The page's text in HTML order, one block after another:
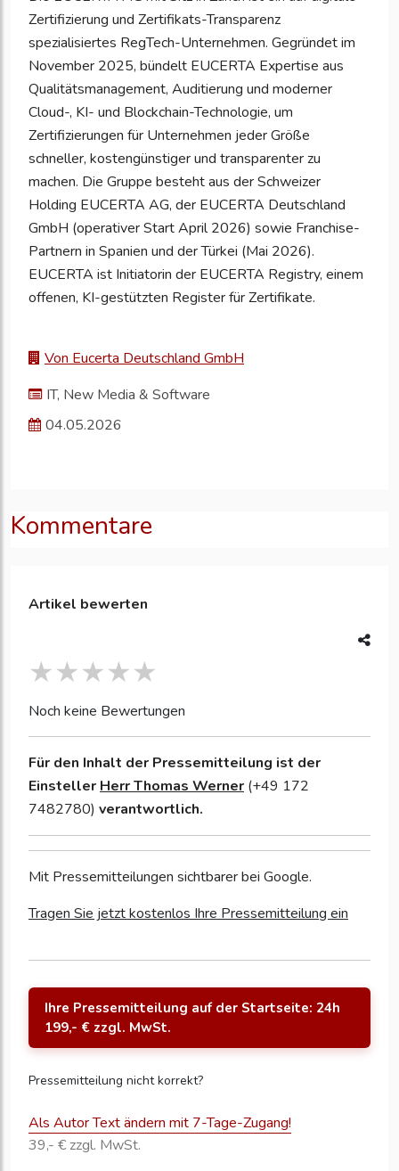
Zertifizierung und Zertifikats-Transparenz
spezialisiertes RegTech-Unternehmen. Gegründet im
November 2025, bündelt EUCERTA Expertise aus
Qualitätsmanagement, Auditierung und moderner
Cloud-, KI- und Blockchain-Technologie, um
Zertifizierungen für Unternehmen jeder Größe
schneller, kostengünstiger und transparenter zu
machen. Die Gruppe besteht aus der Schweizer
Holding EUCERTA AG, der EUCERTA Deutschland
GmbH (operativer Start April 2026) sowie Franchise-
Partnern in Spanien und der Türkei (Mai 2026).
EUCERTA ist Initiatorin der EUCERTA Registry, einem
offenen, KI-gestützten Register für Zertifikate.
Von Eucerta Deutschland GmbH
IT, New Media & Software
04.05.2026
Kommentare
Artikel bewerten
Noch keine Bewertungen
Für den Inhalt der Pressemitteilung ist der
Einsteller Herr Thomas Werner (+49 172
7482780) verantwortlich.
Mit Pressemitteilungen sichtbarer bei Google.
Tragen Sie jetzt kostenlos Ihre Pressemitteilung ein
Ihre Pressemitteilung auf der Startseite: 24h
199,- € zzgl. MwSt.
Pressemitteilung nicht korrekt?
Als Autor Text ändern mit 7-Tage-Zugang!
39,- € zzgl. MwSt.